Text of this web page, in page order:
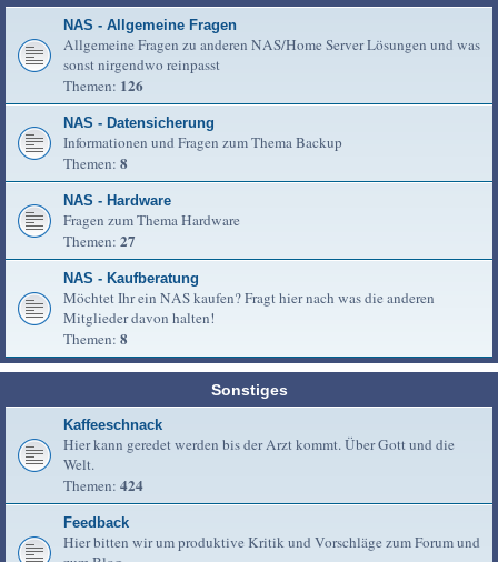
NAS - Allgemeine Fragen
Allgemeine Fragen zu anderen NAS/Home Server Lösungen und was
sonst nirgendwo reinpasst
Themen: 126
NAS - Datensicherung
Informationen und Fragen zum Thema Backup
Themen: 8
NAS - Hardware
Fragen zum Thema Hardware
Themen: 27
NAS - Kaufberatung
Möchtet Ihr ein NAS kaufen? Fragt hier nach was die anderen
Mitglieder davon halten!
Themen: 8
Sonstiges
Kaffeeschnack
Hier kann geredet werden bis der Arzt kommt. Über Gott und die
Welt.
Themen: 424
Feedback
Hier bitten wir um produktive Kritik und Vorschläge zum Forum und